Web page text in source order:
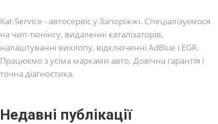
Kat-Service - автосервіс у Запоріжжі. Спеціалізуємося
на чип-тюнінгу, видаленні каталізаторів,
налаштуванні вихлопу, відключенні AdBlue і EGR.
Працюємо з усіма марками авто. Довічна гарантія і
точна діагностика.
Недавні публікації